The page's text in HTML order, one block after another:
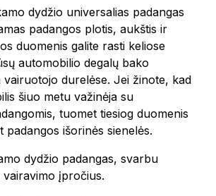
dydžio universalias padangas
padangos plotis, aukštis ir
duomenis galite rasti keliose
automobilio degalų bako
vairuotojo durelėse. Jei žinote, kad
šiuo metu važinėja su
tuomet tiesiog duomenis
padangos išorinės sienelės.
dydžio padangas, svarbu
vairavimo įpročius.